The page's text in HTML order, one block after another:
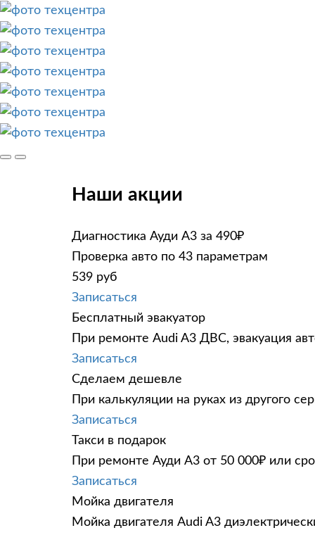
Наши акции
Диагностика Ауди А3 за 490₽
Проверка авто по 43 параметрам
539 руб
Записаться
Бесплатный эвакуатор
При ремонте Audi A3 ДВС, эвакуация
Записаться
Сделаем дешевле
При калькуляции на руках из другого
Записаться
Такси в подарок
При ремонте Ауди А3 от 50 000₽ или
Записаться
Мойка двигателя
Мойка двигателя Audi A3